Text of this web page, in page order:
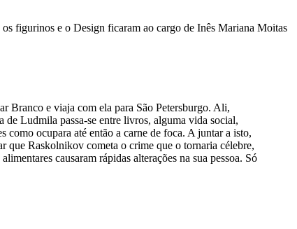
figurinos e o Design ficaram ao cargo de Inês Mariana Moitas
Branco e viaja com ela para São Petersburgo. Ali,
Ludmila passa-se entre livros, alguma vida social,
como ocupara até então a carne de foca. A juntar a isto,
que Raskolnikov cometa o crime que o tornaria célebre,
causaram rápidas alterações na sua pessoa. Só